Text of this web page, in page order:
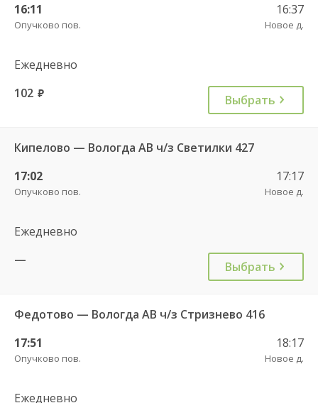
16:11
Опучково пов.
16:37
Новое д.
Ежедневно
102 руб. Выбрать
Кипелово — Вологда АВ ч/з Светилки 427
17:02
Опучково пов.
17:17
Новое д.
Ежедневно
—
Выбрать
Федотово — Вологда АВ ч/з Стризнево 416
17:51
Опучково пов.
18:17
Новое д.
Ежедневно